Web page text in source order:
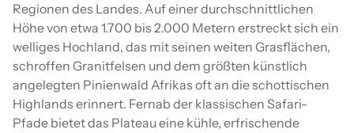
Regionen des Landes. Auf einer durchschnittlichen
Höhe von etwa 1.700 bis 2.000 Metern erstreckt sich ein
welliges Hochland, das mit seinen weiten Grasflächen,
schroffen Granitfelsen und dem größten künstlich
angelegten Pinienwald Afrikas oft an die schottischen
Highlands erinnert. Fernab der klassischen Safari-
Pfade bietet das Plateau eine kühle, erfrischende